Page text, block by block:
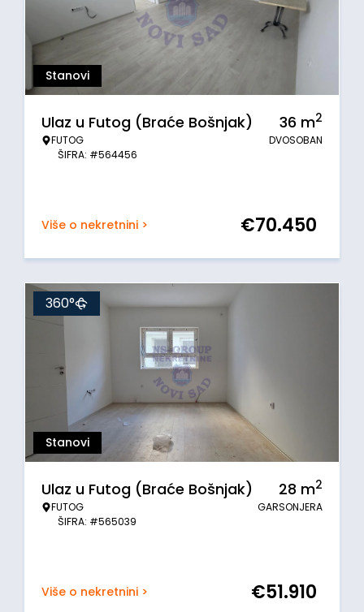
Stanovi
Ulaz u Futog (Braće Bošnjak)
FUTOG
ŠIFRA: #564456
36 m2
DVOSOBAN
Više o nekretnini > €70.450
Stanovi
360°
Ulaz u Futog (Braće Bošnjak)
FUTOG
ŠIFRA: #565039
28 m2
GARSONJERA
Više o nekretnini > €51.910